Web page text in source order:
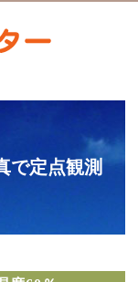
で定点観測